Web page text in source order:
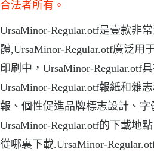
合法者所有。
UrsaMinor-Regular.otf是壹款非
體,UrsaMinor-Regular.otf廣泛用
印刷中，UrsaMinor-Regular.otf
UrsaMinor-Regular.otf報紙和雜
報、個性促進品牌標志設計、
UrsaMinor-Regular.otf的下載地
從哪裏下載.UrsaMinor-